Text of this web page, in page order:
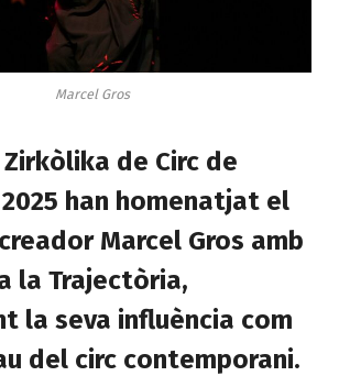
Marcel Gros
Zirkòlika de Circ de
han homenatjat el
Marcel Gros amb
la Trajectòria,
la seva influència com
del circ contemporani.